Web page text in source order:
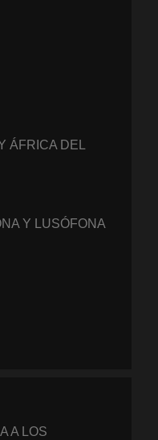
ÁFRICA DEL
Y LUSÓFONA
A LOS